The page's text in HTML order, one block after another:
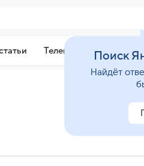
ТелепрограммаПоиск
Найдёт